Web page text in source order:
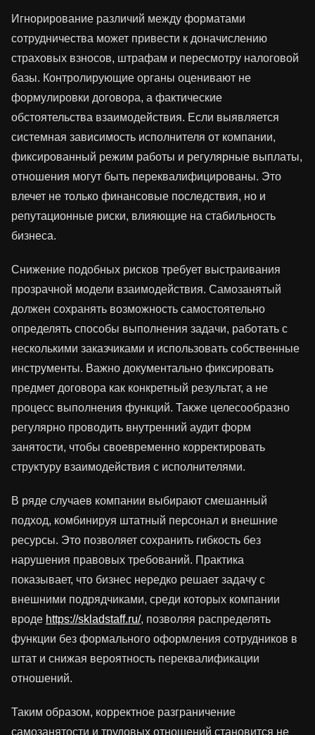
Игнорирование различий между форматами
сотрудничества может привести к доначислению
страховых взносов, штрафам и пересмотру налоговой
базы. Контролирующие органы оценивают не
формулировки договора, а фактические
обстоятельства взаимодействия. Если выявляется
системная зависимость исполнителя от компании,
фиксированный режим работы и регулярные выплаты,
отношения могут быть переквалифицированы. Это
влечет не только финансовые последствия, но и
репутационные риски, влияющие на стабильность
бизнеса.
Снижение подобных рисков требует выстраивания
прозрачной модели взаимодействия. Самозанятый
должен сохранять возможность самостоятельно
определять способы выполнения задачи, работать с
несколькими заказчиками и использовать собственные
инструменты. Важно документально фиксировать
предмет договора как конкретный результат, а не
процесс выполнения функций. Также целесообразно
регулярно проводить внутренний аудит форм
занятости, чтобы своевременно корректировать
структуру взаимодействия с исполнителями.
В ряде случаев компании выбирают смешанный
подход, комбинируя штатный персонал и внешние
ресурсы. Это позволяет сохранить гибкость без
нарушения правовых требований. Практика
показывает, что бизнес нередко решает задачу с
внешними подрядчиками, среди которых компании
вроде https://skladstaff.ru/, позволяя распределять
функции без формального оформления сотрудников в
штат и снижая вероятность переквалификации
отношений.
Таким образом, корректное разграничение
самозанятости и трудовых отношений становится не